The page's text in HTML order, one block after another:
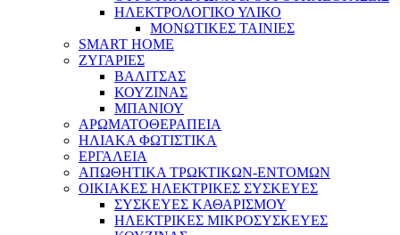
ΗΛΕΚΤΡΟΛΟΓΙΚΟ ΥΛΙΚΟ
ΜΟΝΩΤΙΚΕΣ ΤΑΙΝΙΕΣ
SMART HOME
ΖΥΓΑΡΙΕΣ
ΒΑΛΙΤΣΑΣ
ΚΟΥΖΙΝΑΣ
ΜΠΑΝΙΟΥ
ΑΡΩΜΑΤΟΘΕΡΑΠΕΙΑ
ΗΛΙΑΚΑ ΦΩΤΙΣΤΙΚΑ
ΕΡΓΑΛΕΙΑ
ΑΠΩΘΗΤΙΚΑ ΤΡΩΚΤΙΚΩΝ-ΕΝΤΟΜΩΝ
ΟΙΚΙΑΚΕΣ ΗΛΕΚΤΡΙΚΕΣ ΣΥΣΚΕΥΕΣ
ΣΥΣΚΕΥΕΣ ΚΑΘΑΡΙΣΜΟΥ
ΗΛΕΚΤΡΙΚΕΣ ΜΙΚΡΟΣΥΣΚΕΥΕΣ